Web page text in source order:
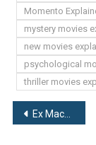
Momento
mystery movies
new movies
psychological
thriller movies
Post
Ex Machina (2014) Explained in hindi